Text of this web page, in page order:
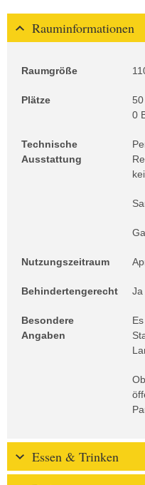
Rauminformationen
Raumgröße
Plätze
0
Technische
Ausstattung
Nutzungszeitraum
Behindertengerecht Ja
Besondere
Angaben
Essen & Trinken